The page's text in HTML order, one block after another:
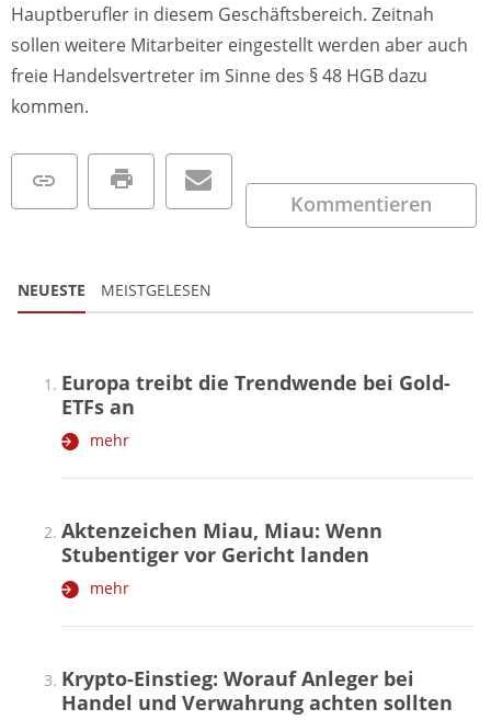
Hauptberufler in diesem Geschäftsbereich. Zeitnah
sollen weitere Mitarbeiter eingestellt werden aber auch
freie Handelsvertreter im Sinne des § 48 HGB dazu
kommen.
Kommentieren
NEUESTE MEISTGELESEN
Europa treibt die Trendwende bei Gold-
ETFs an
mehr
Aktenzeichen Miau, Miau: Wenn
Stubentiger vor Gericht landen
mehr
Krypto-Einstieg: Worauf Anleger bei
Handel und Verwahrung achten sollten